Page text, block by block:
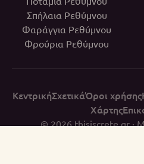
Σπήλαια Ρεθύμνου
Φαράγγια Ρεθύμνου
Φρούρια Ρεθύμνου
ΚεντρικήΣχετικάΌροι χρήσης
Χάρτης
© 2026thisiscrete.gr·